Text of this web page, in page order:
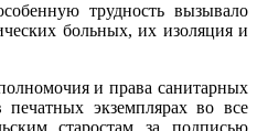
трудность вызывало
больных, их изоляция и
и права санитарных
экземплярах во все